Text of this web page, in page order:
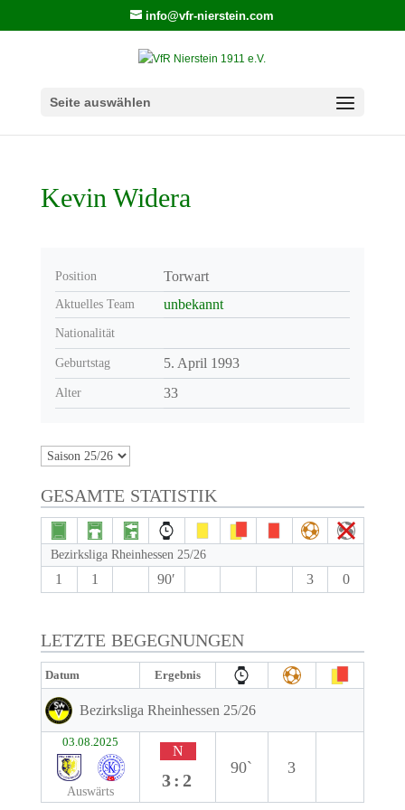
info@vfr-nierstein.com
Seite auswählen
Kevin Widera
Position Torwart
Aktuelles Team unbekannt
Nationalität
Geburtstag 5. April 1993
Alter 33
GESAMTE STATISTIK
Bezirksliga Rheinhessen 25/26
1 1 90′ 3 0
LETZTE BEGEGNUNGEN
Datum Ergebnis
Bezirksliga Rheinhessen 25/26
03.08.2025
Auswärts
N
3:2
90` 3